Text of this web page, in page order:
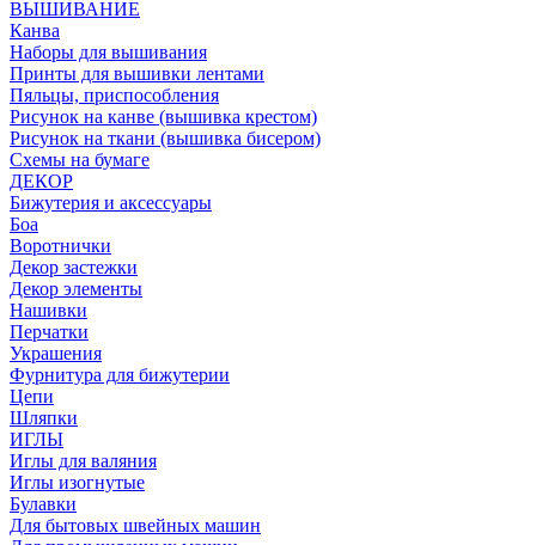
ВЫШИВАНИЕ
Канва
Наборы для вышивания
Принты для вышивки лентами
Пяльцы, приспособления
Рисунок на канве (вышивка крестом)
Рисунок на ткани (вышивка бисером)
Схемы на бумаге
ДЕКОР
Бижутерия и аксессуары
Боа
Воротнички
Декор застежки
Декор элементы
Нашивки
Перчатки
Украшения
Фурнитура для бижутерии
Цепи
Шляпки
ИГЛЫ
Иглы для валяния
Иглы изогнутые
Булавки
Для бытовых швейных машин